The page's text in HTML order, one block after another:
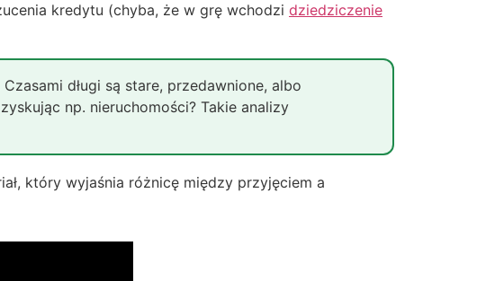
kredytu (chyba, że w grę wchodzi dziedziczenie
długi są stare, przedawnione, albo
np. nieruchomości? Takie analizy
który wyjaśnia różnicę między przyjęciem a